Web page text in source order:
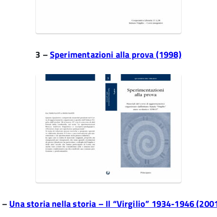
3 –Sperimentazioni alla prova (1998)
Una storia nella storia – Il “Virgilio” 1934-1946